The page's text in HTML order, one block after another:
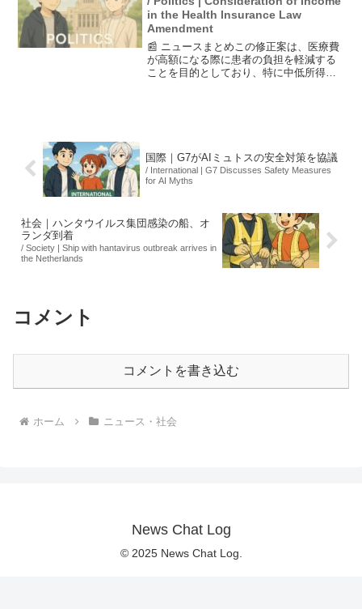
in the Health Insurance Law
Amendment
📰 ニュースまとめこの修正案は、医療費
が高額になる際に患者の負担を軽減する
ことを目的としており、特に中低所得者
国際｜G7がAIミュトスの安全対策を協議
/ International | G7 Discusses Safety Measures
for AI Myths
社会｜ハンタウイルス集団感染の船、オ
ランダ到着
/ Society | Ship with hantavirus outbreak arrives in
the Netherlands
コメント
コメントを書き込む
ホーム ニュース・社会
News Chat Log
© 2025 News Chat Log.